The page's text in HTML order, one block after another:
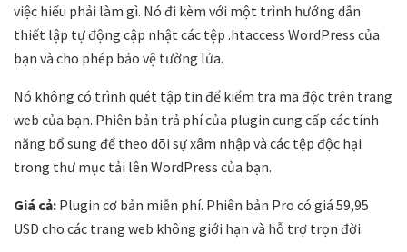
việc hiểu phải làm gì. Nó đi kèm với một trình hướng dẫn
thiết lập tự động cập nhật các tệp .htaccess WordPress của
bạn và cho phép bảo vệ tường lửa.
Nó không có trình quét tập tin để kiểm tra mã độc trên trang
web của bạn. Phiên bản trả phí của plugin cung cấp các tính
năng bổ sung để theo dõi sự xâm nhập và các tệp độc hại
trong thư mục tải lên WordPress của bạn.
Giá cả: Plugin cơ bản miễn phí. Phiên bản Pro có giá 59,95
USD cho các trang web không giới hạn và hỗ trợ trọn đời.